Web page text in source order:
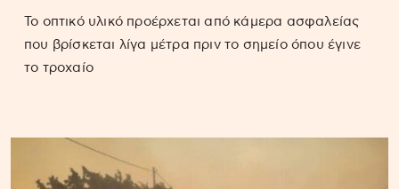
Το οπτικό υλικό προέρχεται από κάμερα ασφαλείας
που βρίσκεται λίγα μέτρα πριν το σημείο όπου έγινε
το τροχαίο